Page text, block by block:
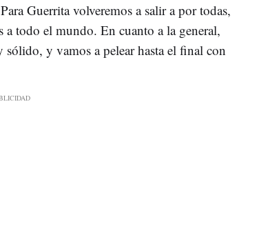
Guerrita volveremos a salir a por todas,
todo el mundo. En cuanto a la general,
y vamos a pelear hasta el final con